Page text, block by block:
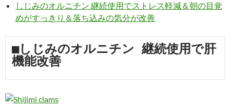
しじみのオルニチン 継続使用でストレス軽減＆朝の目覚
めがすっきり＆落ち込みの気分が改善
■しじみのオルニチン 継続使用で肝
機能改善